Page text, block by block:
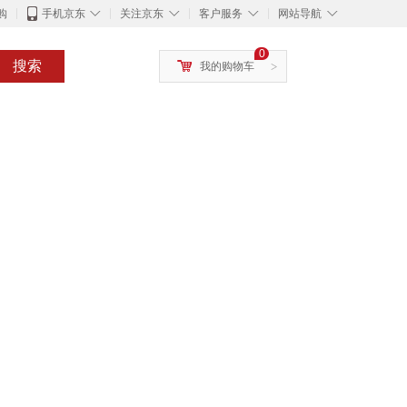
◇
手机京东 ◇
关注京东 ◇
客户服务 ◇
网站导航
搜索 >
0
我的购物车